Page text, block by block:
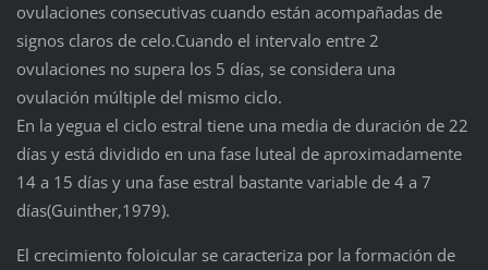
ovulaciones consecutivas cuando están acompañadas de
signos claros de celo.Cuando el intervalo entre 2
ovulaciones no supera los 5 días, se considera una
ovulación múltiple del mismo ciclo.
En la yegua el ciclo estral tiene una media de duración de 22
días y está dividido en una fase luteal de aproximadamente
14 a 15 días y una fase estral bastante variable de 4 a 7
días(Guinther,1979).
El crecimiento foloicular se caracteriza por la formación de